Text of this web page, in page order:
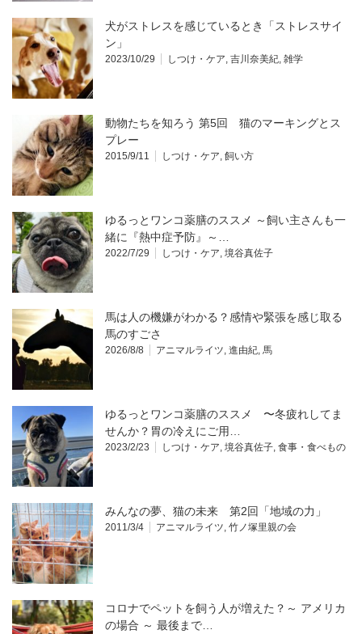
犬がストレスを感じているとき「ストレスサイ
ン」
2023/10/29 しつけ・ケア 吉川奈美紀 雑学
動物たちを知ろう 第5回 猫のマーキングとス
プレー
2015/9/11 しつけ・ケア 飼い方
ゆるっとワンコ薬膳のススメ ～飼い主さんも一
緒に『熱中症予防』～…
2022/7/29 しつけ・ケア 境谷真佐子
馬は人の機嫌がわかる？感情や緊張を感じ取る
馬のすごさ
2026/8/8 アニマルライツ 進由紀 馬
ゆるっとワンコ薬膳のススメ 〜冬疲れしてま
せんか？胃の冷えにご用…
2023/2/23 しつけ・ケア 境谷真佐子 食事・食べもの
みんなの夢、猫の未来 第2回「地域の力」
2011/3/4 アニマルライツ 竹ノ塚里親の会
コロナでペットを飼う人が増えた？～ アメリカ
の場合 ～ 最後まで…